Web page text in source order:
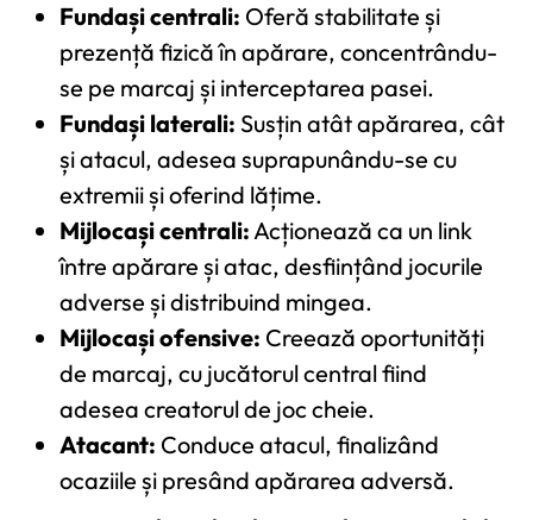
Fundași centrali: Oferă stabilitate și
prezență fizică în apărare, concentrându-
se pe marcaj și interceptarea pasei.
Fundași laterali: Susțin atât apărarea, cât
și atacul, adesea suprapunându-se cu
extremii și oferind lățime.
Mijlocași centrali:Acționează ca un link
între apărare și atac, desființând jocurile
adverse și distribuind mingea.
Mijlocași ofensive: Creează oportunități
de marcaj, cu jucătorul central fiind
adesea creatorul de joc cheie.
Atacant: Conduce atacul, finalizând
ocaziile și presând apărarea adversă.